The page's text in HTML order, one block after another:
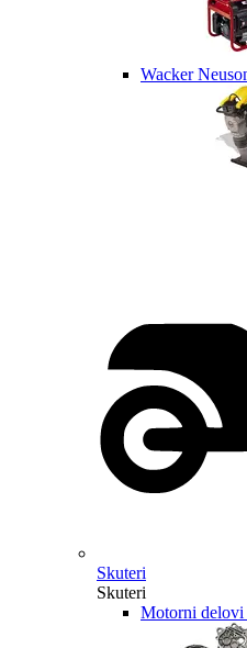
Wacker
Skuteri
Skuteri
Motorni delovi